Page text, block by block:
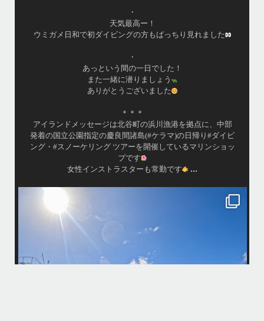
最近投稿できてませんでしたが今シーズンも渡嘉敷島上陸
ツアーとケラマ体験ダイビング&シュノーケル班に分かれて
毎日海へ行っております
海が穏やかな日がずーっと続いていてボートダイビングに
は最高のコンディションです！
昔よく潜りに来て下さっていたリピーターさんの子供が10
才になったので一緒にダイビングデビュー…なんて嬉しい
緒させて頂いてます
•
渡嘉敷島の方も夏には珍しい北風つづきのおかげでビーチ
が穏やか
...
island.message
・
最近は、連日クルーザーチャーターのご利用が続いていて梅雨明け後の
パーフェクトな海でバナナボートに船上BBQ、シュノーケリングとお楽
しみ頂いております
何ヶ月も前からやり取りさせて頂き温めていたご予約でしたので、お天